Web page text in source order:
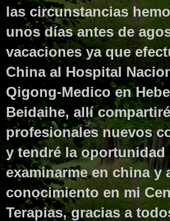
las circunstancias
unos días antes de
vacaciones ya que
China al Hospital
Qigong-Medico en
Beidaihe, allí
profesionales nuevos
y tendré la oportunidad
examinarme en china y
conocimiento en mi
Terapias, gracias a